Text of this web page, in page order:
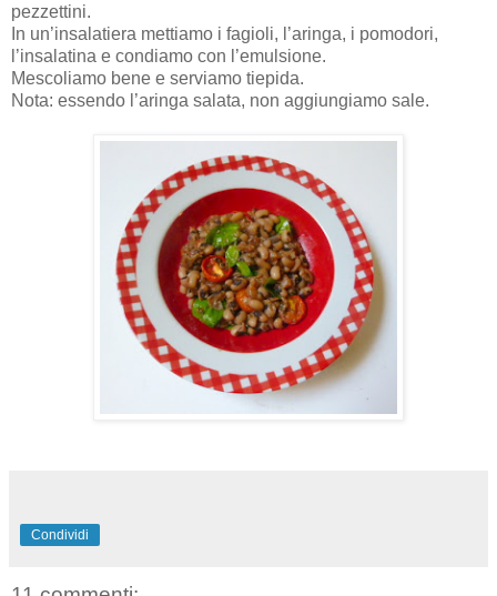
pezzettini.
In un’insalatiera mettiamo i fagioli, l’aringa, i pomodori,
l’insalatina e condiamo con l’emulsione.
Mescoliamo bene e serviamo tiepida.
Nota: essendo l’aringa salata, non aggiungiamo sale.
Condividi